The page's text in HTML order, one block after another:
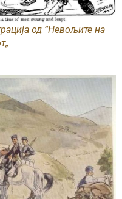
од “Невољите на